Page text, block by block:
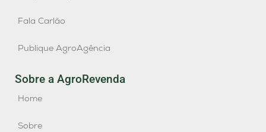
Fala Carlão
Publique AgroAgência
Sobre a AgroRevenda
Home
Sobre